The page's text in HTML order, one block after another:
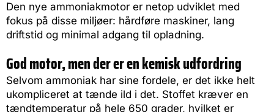
Den nye ammoniakmotor er netop udviklet med
fokus på disse miljøer: hårdføre maskiner, lang
driftstid og minimal adgang til opladning.
God motor, men der er en kemisk udfordring
Selvom ammoniak har sine fordele, er det ikke helt
ukompliceret at tænde ild i det. Stoffet kræver en
tændtemperatur på hele 650 grader, hvilket er